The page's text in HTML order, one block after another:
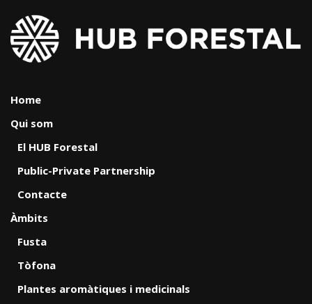
Home
Qui som
El HUB Forestal
Public-Private Partnership
Contacte
Àmbits
Fusta
Tòfona
Plantes aromàtiques i medicinals